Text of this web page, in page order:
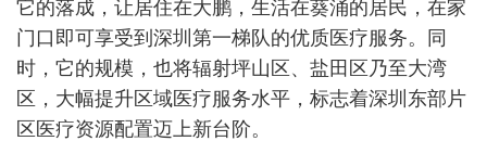
它的落成，让居住在大鹏，生活在葵涌的居民，在家
门口即可享受到深圳第一梯队的优质医疗服务。同
时，它的规模，也将辐射坪山区、盐田区乃至大湾
区，大幅提升区域医疗服务水平，标志着深圳东部片
区医疗资源配置迈上新台阶。